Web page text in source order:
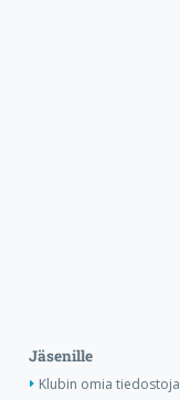
Jäsenille
Klubin omia tiedostoja